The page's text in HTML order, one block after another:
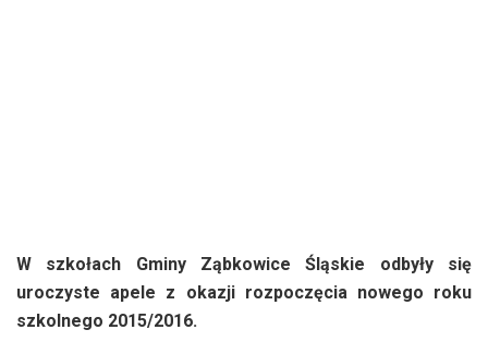
W szkołach Gminy Ząbkowice Śląskie odbyły się
uroczyste apele z okazji rozpoczęcia nowego roku
szkolnego 2015/2016.